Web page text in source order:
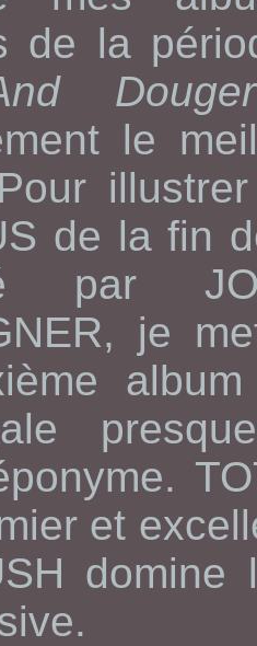
de la
le
de la fin
par
, je
et
domine